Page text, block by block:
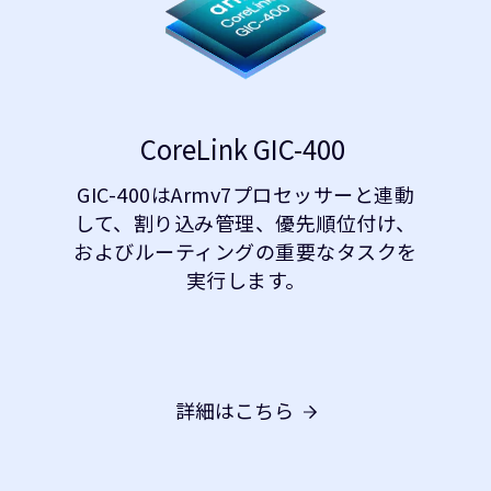
CoreLink GIC-400
GIC-400はArmv7プロセッサーと連動
して、割り込み管理、優先順位付け、
およびルーティングの重要なタスクを
実行します。
詳細はこちら